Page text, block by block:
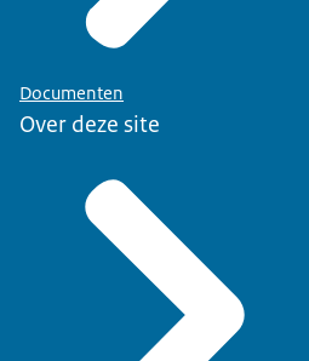
Documenten
Over deze site